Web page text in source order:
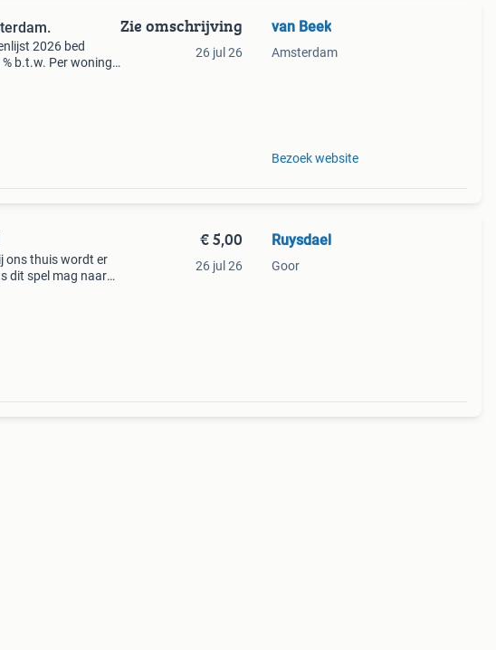
2026 bed
b.t.w. Per woning
Zie omschrijving
26 jul 26
van Beek
Amsterdam
Bezoek website
ons thuis wordt er
dit spel mag naar
€ 5,00
26 jul 26
Ruysdael
Goor